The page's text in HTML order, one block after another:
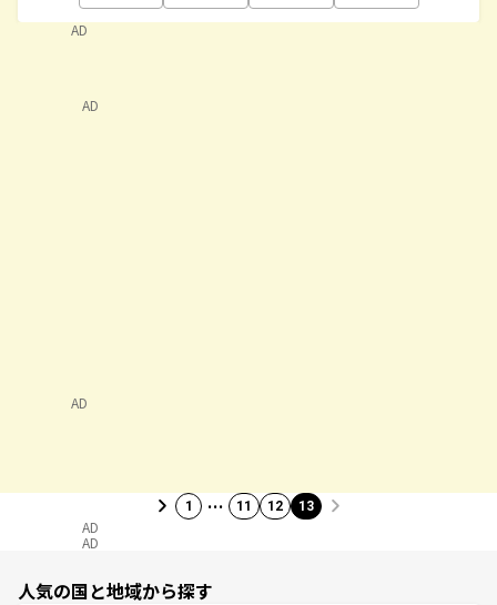
AD
AD
1 … 11 12 13
AD
AD
人気の国と地域から探す
AD